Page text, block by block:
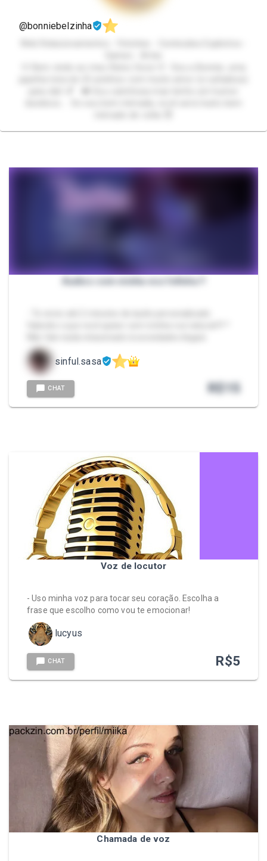
@bonniebelzinha
Áudios com minha voz fofinha !!
sinful.sasa
CHAT R$15
Voz de locutor
- Uso minha voz para tocar seu coração. Escolha a
frase que escolho como vou te emocionar!
lucyus
CHAT R$5
Chamada de voz